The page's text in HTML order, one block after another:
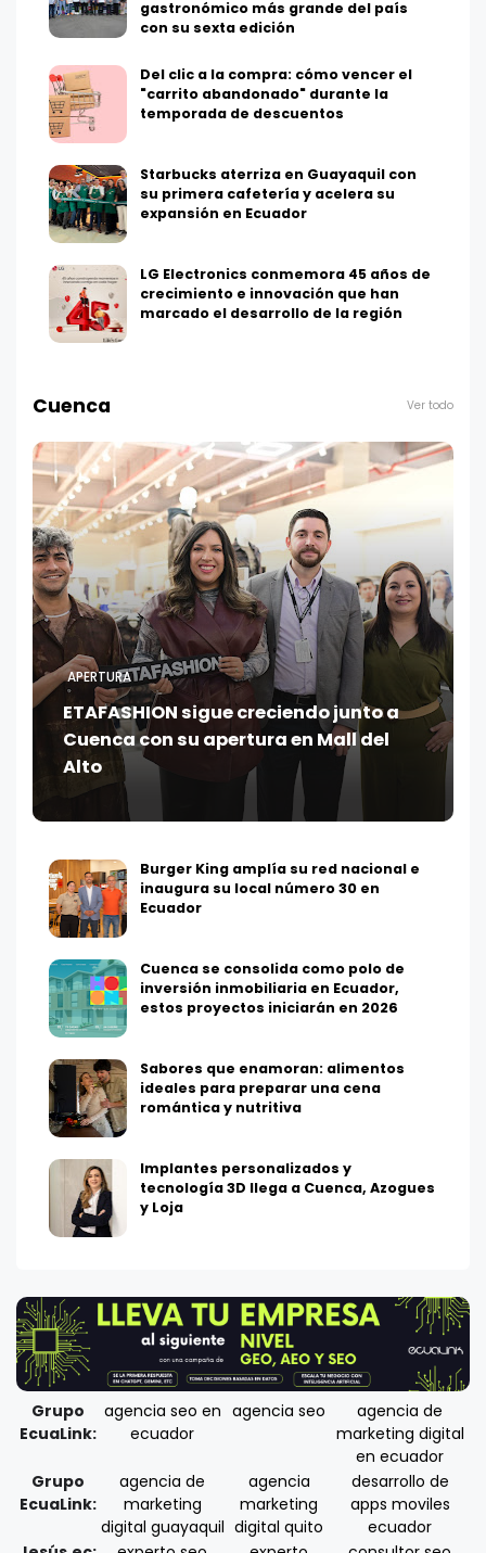
gastronómico más grande del país
con su sexta edición
Del clic a la compra: cómo vencer el
"carrito abandonado" durante la
temporada de descuentos
Starbucks aterriza en Guayaquil con
su primera cafetería y acelera su
expansión en Ecuador
LG Electronics conmemora 45 años de
crecimiento e innovación que han
marcado el desarrollo de la región
Cuenca Ver todo
APERTURA
ETAFASHION sigue creciendo junto a
Cuenca con su apertura en Mall del
Alto
Burger King amplía su red nacional e
inaugura su local número 30 en
Ecuador
Cuenca se consolida como polo de
inversión inmobiliaria en Ecuador,
estos proyectos iniciarán en 2026
Sabores que enamoran: alimentos
ideales para preparar una cena
romántica y nutritiva
Implantes personalizados y
tecnología 3D llega a Cuenca, Azogues
y Loja
Grupo
EcuaLink:
agencia seo en
ecuador
agencia seo
agencia de
marketing digital
en ecuador
Grupo
EcuaLink:
agencia de
marketing
digital guayaquil
agencia
marketing
digital quito
desarrollo de
apps moviles
ecuador